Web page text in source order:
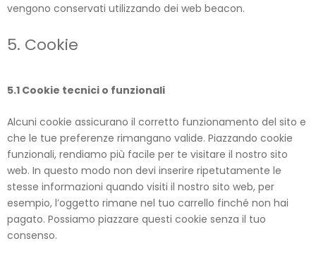
vengono conservati utilizzando dei web beacon.
5. Cookie
5.1 Cookie tecnici o funzionali
Alcuni cookie assicurano il corretto funzionamento del sito e
che le tue preferenze rimangano valide. Piazzando cookie
funzionali, rendiamo più facile per te visitare il nostro sito
web. In questo modo non devi inserire ripetutamente le
stesse informazioni quando visiti il nostro sito web, per
esempio, l’oggetto rimane nel tuo carrello finché non hai
pagato. Possiamo piazzare questi cookie senza il tuo
consenso.